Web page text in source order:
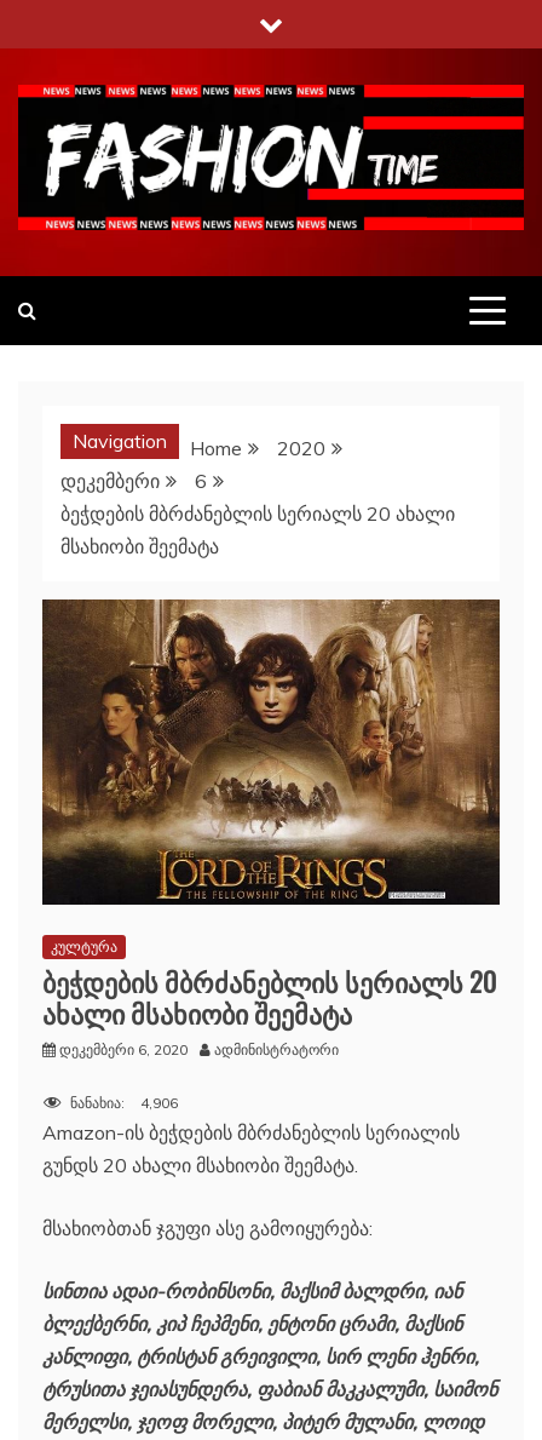
to
content
Navigation Home
2020
დეკემბერი
6
ბეჭდების მბრძანებლის სერიალს 20 ახალი
მსახიობი შეემატა
კულტურა
ბეჭდების მბრძანებლის სერიალს 20
ახალი მსახიობი შეემატა
დეკემბერი 6, 2020 ადმინისტრატორი
ნანახია: 4,906
Amazon-ის ბეჭდების მბრძანებლის სერიალის
გუნდს 20 ახალი მსახიობი შეემატა.
მსახიობთან ჯგუფი ასე გამოიყურება:
სინთია ადაი-რობინსონი, მაქსიმ ბალდრი, იან
ბლექბერნი, კიპ ჩეპმენი, ენტონი ცრამი, მაქსინ
კანლიფი, ტრისტან გრეივილი, სირ ლენი ჰენრი,
ტრუსითა ჯეიასუნდერა, ფაბიან მაკკალუმი, საიმონ
მერელსი, ჯეოფ მორელი, პიტერ მულანი, ლოიდ